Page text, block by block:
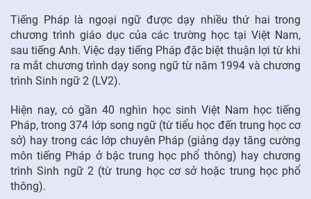
Tiếng Pháp là ngoại ngữ được dạy nhiều thứ hai trong
chương trình giáo dục của các trường học tại Việt Nam,
sau tiếng Anh. Việc dạy tiếng Pháp đặc biệt thuận lợi từ khi
ra mắt chương trình dạy song ngữ từ năm 1994 và chương
trình Sinh ngữ 2 (LV2).
Hiện nay, có gần 40 nghìn học sinh Việt Nam học tiếng
Pháp, trong 374 lớp song ngữ (từ tiểu học đến trung học cơ
sở) hay trong các lớp chuyên Pháp (giảng dạy tăng cường
môn tiếng Pháp ở bậc trung học phổ thông) hay chương
trình Sinh ngữ 2 (từ trung học cơ sở hoặc trung học phổ
thông).